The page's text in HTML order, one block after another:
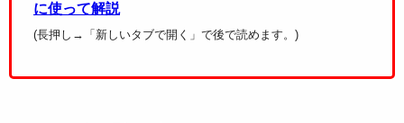
に使って解説
(長押し→「新しいタブで開く」で後で読めます。)